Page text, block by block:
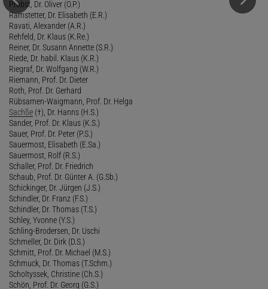
Probst, Dr. Oliver (O.P.)
Ramstetter, Dr. Elisabeth (E.R.)
Ravati, Alexander (A.R.)
Rehfeld, Dr. Klaus (K.Re.)
Reiner, Dr. Susann Annette (S.R.)
Riede, Dr. habil. Klaus (K.R.)
Riegraf, Dr. Wolfgang (W.R.)
Riemann, Prof. Dr. Dieter
Roth, Prof. Dr. Gerhard
Rübsamen-Waigmann, Prof. Dr. Helga
Sachße (†), Dr. Hanns (H.S.)
Sander, Prof. Dr. Klaus (K.S.)
Sauer, Prof. Dr. Peter (P.S.)
Sauermost, Elisabeth (E.Sa.)
Sauermost, Rolf (R.S.)
Schaller, Prof. Dr. Friedrich
Schaub, Prof. Dr. Günter A. (G.Sb.)
Schickinger, Dr. Jürgen (J.S.)
Schindler, Dr. Franz (F.S.)
Schindler, Dr. Thomas (T.S.)
Schley, Yvonne (Y.S.)
Schling-Brodersen, Dr. Uschi
Schmeller, Dr. Dirk (D.S.)
Schmitt, Prof. Dr. Michael (M.S.)
Schmuck, Dr. Thomas (T.Schm.)
Scholtyssek, Christine (Ch.S.)
Schön, Prof. Dr. Georg (G.S.)